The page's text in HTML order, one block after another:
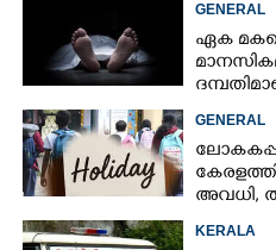
GENERAL
ഏക
കണ്ടെത്തി
GENERAL
ലോകകപ്പ്
അവധി,
KERALA